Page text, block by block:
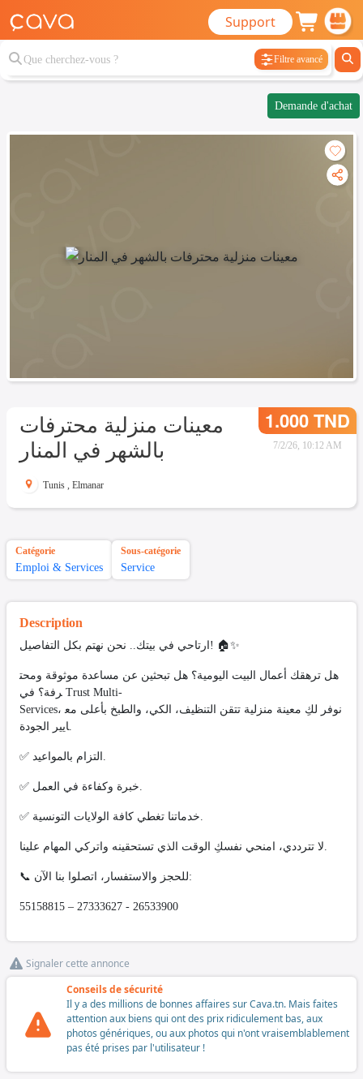
Support
Filtre avancé
Demande d'achat
معينات منزلية محترفات
بالشهر في المنار
1.000 TND
7/2/26, 10:12 AM
Tunis , Elmanar
Catégorie
Emploi & Services
Sous-catégorie
Service
Description
ارتاحي في بيتك.. نحن نهتم بكل التفاصيل! 🏠✨
هل ترهقك أعمال البيت اليومية؟ هل تبحثين عن مساعدة موثوقة ومحت
رفة؟ في Trust Multi-
Services، نوفر لكِ معينة منزلية تتقن التنظيف، الكي، والطبخ بأعلى مع
ايير الجودة.
✅ التزام بالمواعيد.
✅ خبرة وكفاءة في العمل.
✅ خدماتنا تغطي كافة الولايات التونسية.
لا تترددي، امنحي نفسكِ الوقت الذي تستحقينه واتركي المهام علينا.
📞 للحجز والاستفسار، اتصلوا بنا الآن:
55158815 – 27333627 - 26533900
Signaler cette annonce
Conseils de sécurité
Il y a des millions de bonnes affaires sur Cava.tn. Mais faites
attention aux biens qui ont des prix ridiculement bas, aux
photos génériques, ou aux photos qui n'ont vraisemblablement
pas été prises par l'utilisateur !